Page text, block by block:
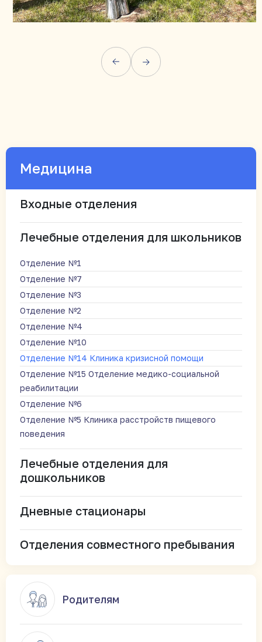
Медицина
Входные отделения
Лечебные отделения для школьников
Отделение №1
Отделение №7
Отделение №3
Отделение №2
Отделение №4
Отделение №10
Отделение №14 Клиника кризисной помощи
Отделение №15 Отделение медико-социальной
реабилитации
Отделение №6
Отделение №5 Клиника расстройств пищевого
поведения
Лечебные отделения для
дошкольников
Дневные стационары
Отделения совместного пребывания
Родителям